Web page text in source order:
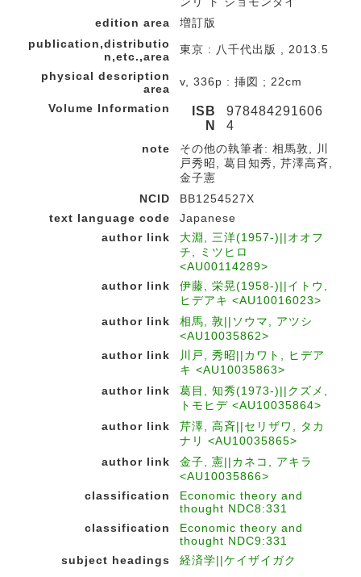
edition area
増訂版
publication,distributio
n,etc.,area
東京 : 八千代出版 , 2013.5
physical description
area
v, 336p : 挿図 ; 22cm
Volume Information
ISB
N
978484291606
4
note
その他の執筆者: 相馬敦, 川
戸秀昭, 葛目知秀, 芹澤高斉,
金子憲
NCID
BB1254527X
text language code
Japanese
author link
大淵, 三洋(1957-)||オオフ
チ, ミツヒロ
<AU00114289>
author link
伊藤, 栄晃(1958-)||イトウ,
ヒデアキ <AU10016023>
author link
相馬, 敦||ソウマ, アツシ
<AU10035862>
author link
川戸, 秀昭||カワト, ヒデア
キ <AU10035863>
author link
葛目, 知秀(1973-)||クズメ,
トモヒデ <AU10035864>
author link
芹澤, 高斉||セリザワ, タカ
ナリ <AU10035865>
author link
金子, 憲||カネコ, アキラ
<AU10035866>
classification
Economic theory and
thought NDC8:331
classification
Economic theory and
thought NDC9:331
subject headings
経済学||ケイザイガク